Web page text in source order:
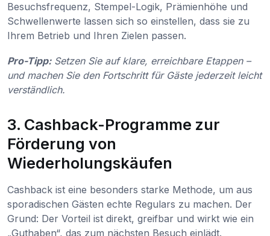
Besuchsfrequenz, Stempel-Logik, Prämienhöhe und
Schwellenwerte lassen sich so einstellen, dass sie zu
Ihrem Betrieb und Ihren Zielen passen.
Pro-Tipp: Setzen Sie auf klare, erreichbare Etappen –
und machen Sie den Fortschritt für Gäste jederzeit leicht
verständlich.
3. Cashback-Programme zur
Förderung von
Wiederholungskäufen
Cashback ist eine besonders starke Methode, um aus
sporadischen Gästen echte Regulars zu machen. Der
Grund: Der Vorteil ist direkt, greifbar und wirkt wie ein
„Guthaben“, das zum nächsten Besuch einlädt.